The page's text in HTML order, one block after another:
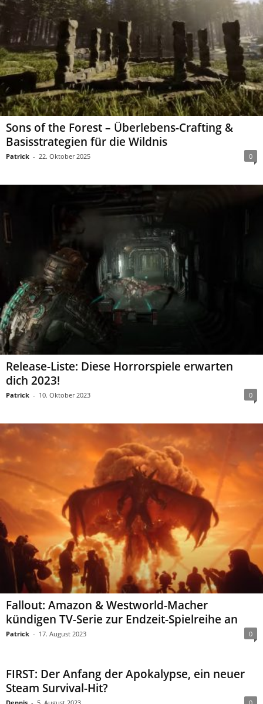
Sons of the Forest – Überlebens-Crafting &
Basisstrategien für die Wildnis
Patrick - 22. Oktober 2025 0
Release-Liste: Diese Horrorspiele erwarten
dich 2023!
Patrick - 10. Oktober 2023 0
Fallout: Amazon & Westworld-Macher
kündigen TV-Serie zur Endzeit-Spielreihe an
Patrick - 17. August 2023 0
FIRST: Der Anfang der Apokalypse, ein neuer
Steam Survival-Hit?